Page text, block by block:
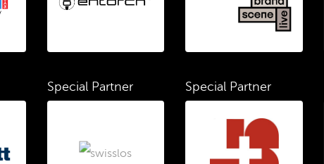
Special Partner Special Partner